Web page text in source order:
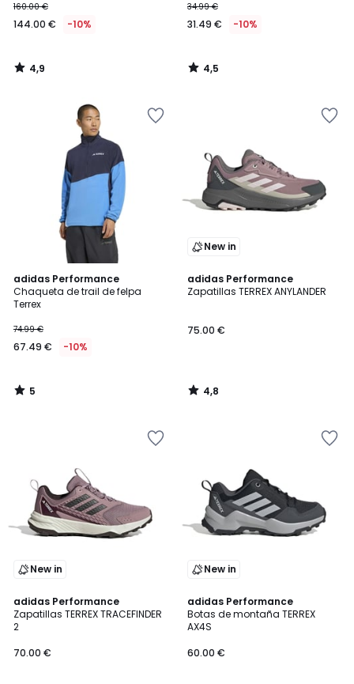
160.00 €
144.00 € -10%
4,9
/
34.99 €
31.49 € -10%
4,5
/
adidas Performance
Chaqueta de trail de felpa
Terrex
74.99 €
67.49 € -10%
5
/
5
5
/
New in
adidas Performance
Zapatillas TERREX ANYLANDER
75.00 €
4,8
/ 5
4,8
/
New in
adidas Performance
Zapatillas TERREX TRACEFINDER
2
70.00 €
4,7
/ 5
New in
adidas Performance
Botas de montaña TERREX
AX4S
60.00 €
4,5
/ 5